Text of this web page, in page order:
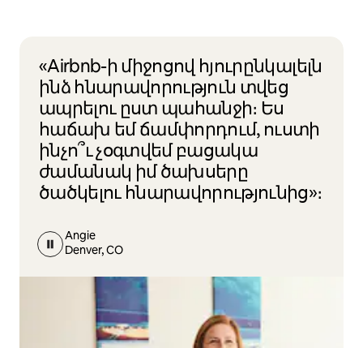
«Airbnb-ի միջոցով հյուրընկալելն
ինձ հնարավորություն տվեց
ապրելու ըստ պահանջի։ Ես
հաճախ եմ ճամփորդում, ուստի
ինչո՞ւ չօգտվեմ բացակա
ժամանակ իմ ծախսերը
ծածկելու հնարավորությունից»։
Angie
Denver, CO